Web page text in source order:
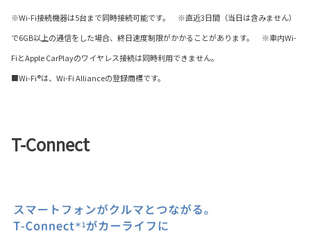
※Wi-Fi接続機器は5台まで同時接続可能です。 ※直近3日間（当日は含みません）
で6GB以上の通信をした場合、終日速度制限がかかることがあります。 ※車内Wi-
FiとApple CarPlayのワイヤレス接続は同時利用できません。
■Wi-Fi®は、Wi-Fi Allianceの登録商標です。
T-Connect